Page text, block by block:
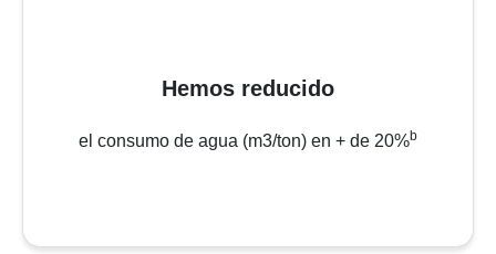
Hemos reducido
el consumo de agua (m3/ton) en + de 20%b